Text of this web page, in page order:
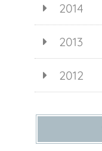
2014
2013
2012